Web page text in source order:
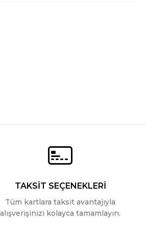
TAKSİT SEÇENEKLERİ
Tüm kartlara taksit avantajıyla
alışverişinizi kolayca tamamlayın.